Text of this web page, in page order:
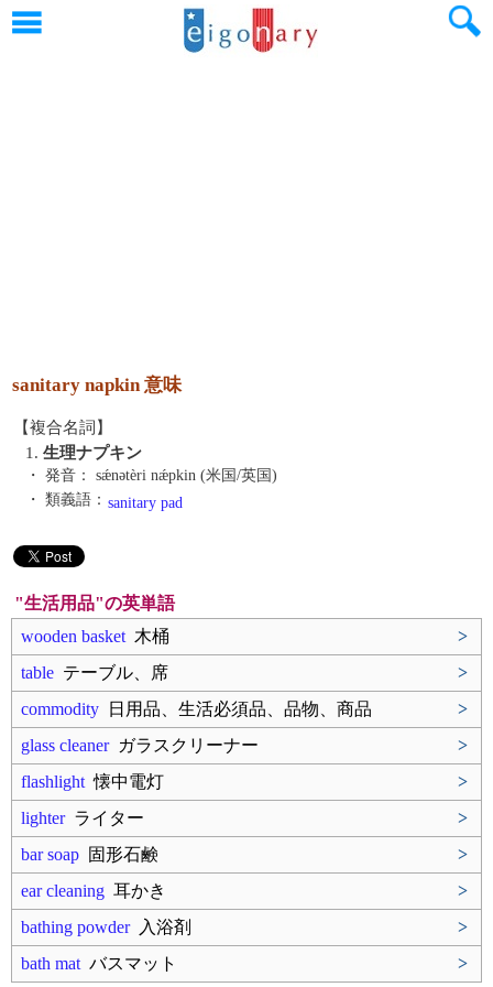
sanitary napkin 意味
【複合名詞】
1. 生理ナプキン
・ 発音：
sǽnətèri nǽpkin (米国/英国)
・ 類義語： sanitary pad
"生活用品"の英単語
wooden basket 木桶
>
table テーブル、席
>
commodity 日用品、生活必須品、品物、商品
>
glass cleanerガラスクリーナー
>
flashlight 懐中電灯
>
lighterライター
>
bar soap 固形石鹸
>
ear cleaning 耳かき
>
bathing powder入浴剤
>
bath mat バスマット >